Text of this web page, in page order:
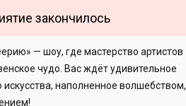
закончилось
— шоу, где мастерство артистов
чудо. Вас ждёт удивительное
наполненное волшебством,